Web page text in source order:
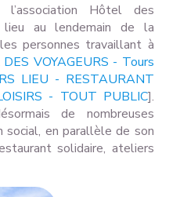
Hôtel des
au lendemain de la
personnes travaillant à
VOYAGEURS - Tours
LIEU - RESTAURANT
- TOUT PUBLIC].
de nombreuses
social, en parallèle de son
solidaire, ateliers